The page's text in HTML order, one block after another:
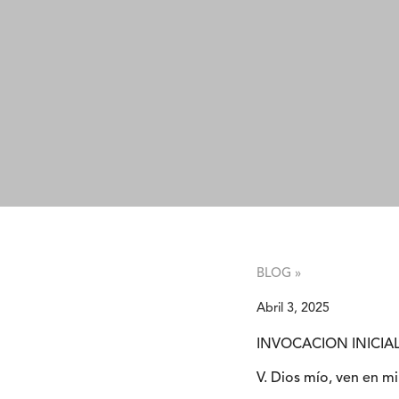
BLOG »
Abril 3, 2025
INVOCACION
V. Dios mío, ven en